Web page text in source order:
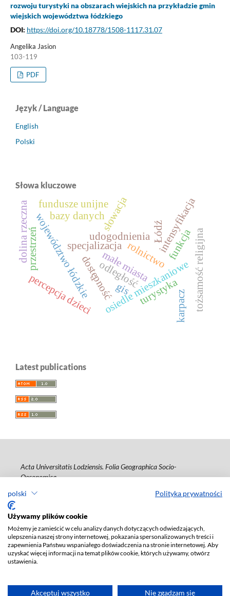
polski Polityka prywatności
Używamy plików cookie
Możemy je zamieścić w celu analizy danych dotyczących odwiedzających,
ulepszenia naszej strony internetowej, pokazania spersonalizowanych treści i
zapewnienia Państwu wspaniałego doświadczenia na stronie internetowej. Aby
uzyskać więcej informacji na temat plików cookie, których używamy, otwórz
ustawienia.
Akceptuj wszystko Nie zgadzam się
rozwoju turystyki na obszarach wiejskich na przykładzie gmin
wiejskich województwa łódzkiego
DOI: https://doi.org/10.18778/1508-1117.31.07
Angelika Jasion
103-119
PDF
Język / Language
English
Polski
Słowa kluczowe
rolnictwo
specjalizacja
województwo łódzkieosiedle mieszkaniowe
dostępność
udogodnienia
odległość
intensyfikacja
słowacja
percepcja dzieci tożsamość religijna
gis
bazy danych
małe miasta
fundusze unijne
turystyka
Łódź funkcja
przestrzeń
dolina rzeczna
karpacz
Latest publications
Acta Universitatis Lodziensis. Folia Geographica Socio-
Oeconomica
ISSN: 1508-1117
Deklaracja dostępności